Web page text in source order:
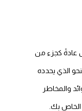
عادةً كجزء من
الذي يحدده
والمخاطر
الخاص بك.